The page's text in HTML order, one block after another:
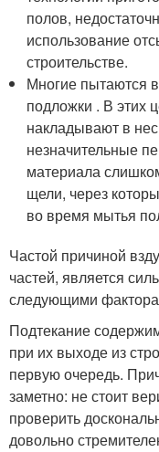
полов,
использование
строительстве.
Многие пытаются
подложки . В этих
накладывают в
незначительные
материала
щели, через
во время мытья
Частой причиной
частей, является
следующими
Подтекание
при их выходе из
первую очередь.
заметно: не стоит
проверить
довольно